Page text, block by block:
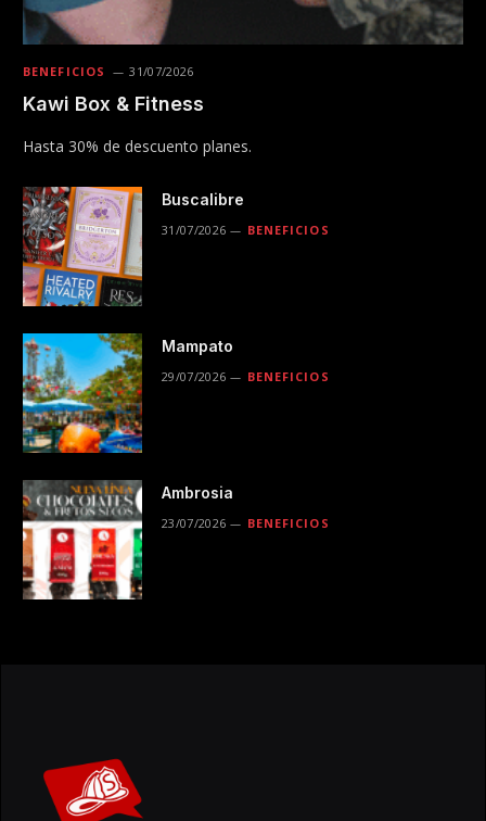
BENEFICIOS 31/07/2026
Kawi Box & Fitness
Hasta 30% de descuento planes.
Buscalibre
31/07/2026 BENEFICIOS
Mampato
29/07/2026 BENEFICIOS
Ambrosia
23/07/2026 BENEFICIOS